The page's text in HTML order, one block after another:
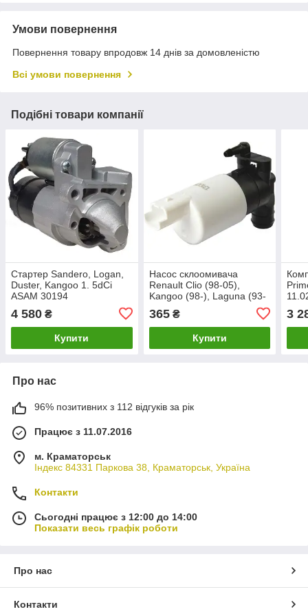
Умови повернення
Повернення товару впродовж 14 днів за домовленістю
Всі умови повернення
Подібні товари компанії
Стартер Sandero, Logan,
Duster, Kangoo 1. 5dCi
ASAM 30194
4 580 ₴
Купити
Насос склоомивача
Renault Clio (98-05),
Kangoo (98-), Laguna (93-
01), Megan (96-) MEAT &
DORIA 20127
365₴
Купити
3
Про нас
96% позитивних з 112 відгуків за рік
Працює з 11.07.2016
м. Краматорськ
Індекс 84331 Паркова 38, Краматорськ, Україна
Контакти
Сьогодні працює з 12:00 до 14:00
Показати весь графік роботи
Про нас
Контакти